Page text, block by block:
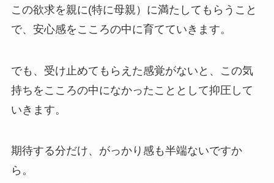
この欲求を親に(特に母親）に満たしてもらうこと
で、安心感をこころの中に育てていきます。
でも、受け止めてもらえた感覚がないと、この気
持ちをこころの中になかったこととして抑圧して
いきます。
期待する分だけ、がっかり感も半端ないですか
ら。